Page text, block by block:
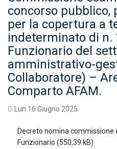
concorso pubblico,
per la copertura a
indeterminato di n.
Funzionario del
amministrativo-
Collaboratore) –
Comparto AFAM.
Lun 16 Giugno 2025
Decreto nomina commissione
Funzionario